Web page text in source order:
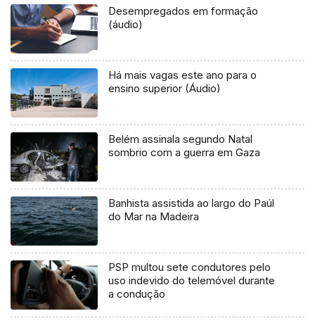
Desempregados em formação
(áudio)
Há mais vagas este ano para o
ensino superior (Áudio)
Belém assinala segundo Natal
sombrio com a guerra em Gaza
Banhista assistida ao largo do Paúl
do Mar na Madeira
PSP multou sete condutores pelo
uso indevido do telemóvel durante
a condução